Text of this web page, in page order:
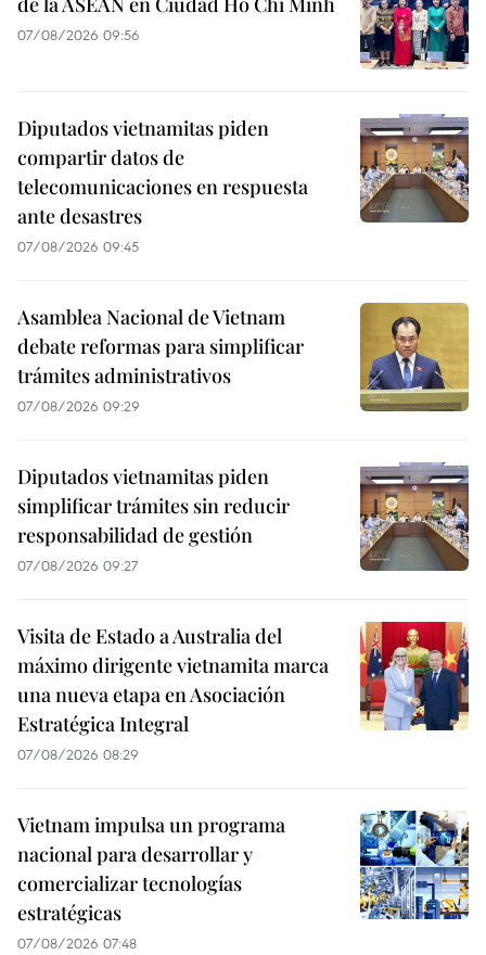
07/08/2026 09:56
Diputados vietnamitas piden
compartir datos de
telecomunicaciones en respuesta
ante desastres
07/08/2026 09:45
Asamblea Nacional de Vietnam
debate reformas para simplificar
trámites administrativos
07/08/2026 09:29
Diputados vietnamitas piden
simplificar trámites sin reducir
responsabilidad de gestión
07/08/2026 09:27
Visita de Estado a Australia del
máximo dirigente vietnamita marca
una nueva etapa en Asociación
Estratégica Integral
07/08/2026 08:29
Vietnam impulsa un programa
nacional para desarrollar y
comercializar tecnologías
estratégicas
07/08/2026 07:48